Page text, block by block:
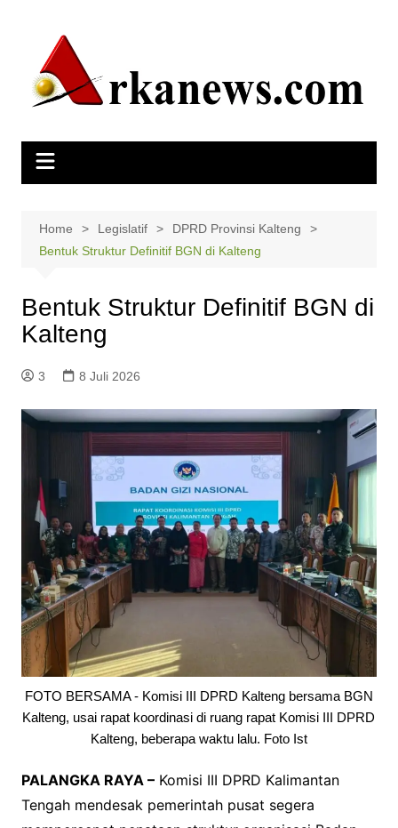
Home Legislatif
DPRD Provinsi Kalteng
Bentuk Struktur Definitif BGN di Kalteng
Bentuk Struktur Definitif BGN di
Kalteng
3 8 Juli 2026
FOTO BERSAMA - Komisi III DPRD Kalteng bersama BGN
Kalteng, usai rapat koordinasi di ruang rapat Komisi III DPRD
Kalteng, beberapa waktu lalu. Foto Ist
PALANGKA RAYA –Komisi III DPRD Kalimantan
Tengah mendesak pemerintah pusat segera